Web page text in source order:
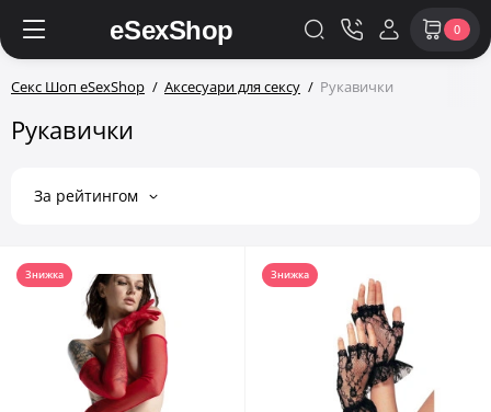
0
Секс Шоп eSexShop Аксесуари для сексу Рукавички
Рукавички
За рейтингом
Знижка Знижка